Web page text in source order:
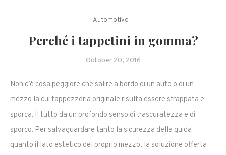
Automotivo
Perché i tappetini in gomma?
October 20, 2016
Non c’è cosa peggiore che salire a bordo di un auto o di un
mezzo la cui tappezzeria originale risulta essere strappata e
sporca. Il tutto da un profondo senso di trascuratezza e di
sporco. Per salvaguardare tanto la sicurezza della guida
quanto il lato estetico del proprio mezzo, la soluzione offerta